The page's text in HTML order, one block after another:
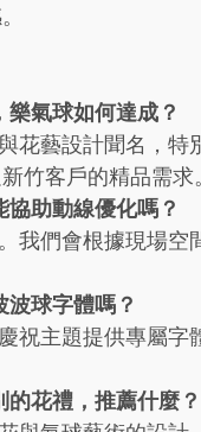
氣球如何達成？
花藝設計聞名，
竹客戶的精品需求。
助動線優化嗎？
我們會根據現場
球字體嗎？
祝主題提供專屬
花禮，推薦什麼？